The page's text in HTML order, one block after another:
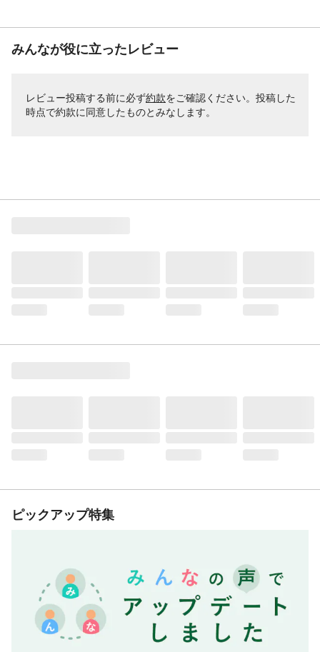
みんなが役に立ったレビュー
レビュー投稿する前に必ず約款をご確認ください。投稿した
時点で約款に同意したものとみなします。
ピックアップ特集